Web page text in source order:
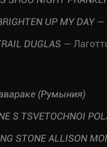
UP MY DAY—
DUGLAS —
(Румыния)
S TSVETOCHNOI
STONE ALLISON